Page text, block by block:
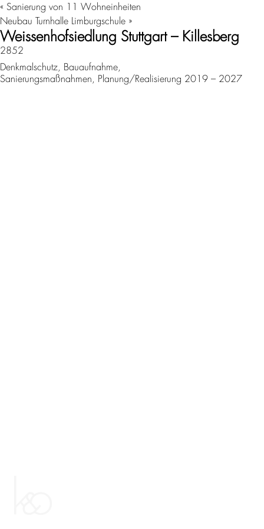
« Sanierung von 11 Wohneinheiten
Neubau Turnhalle Limburgschule »
Weissenhofsiedlung Stuttgart – Killesberg
2852
Denkmalschutz, Bauaufnahme,
Sanierungsmaßnahmen, Planung/Realisierung 2019 – 2027